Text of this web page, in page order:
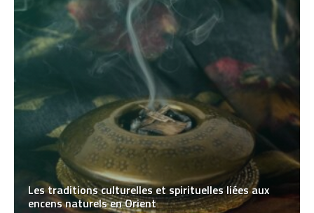
Les traditions culturelles et spirituelles liées aux
encens naturels en Orient